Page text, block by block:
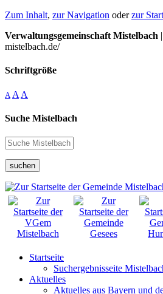
Zum Inhalt, zur Navigation oderzur
Verwaltungsgemeinschaft Mistelbach
mistelbach.de/
Schriftgröße
A A A
Suche Mistelbach
suchen
Startseite
Suchergebnisseite
Aktuelles
Aktuelles aus Bayern und